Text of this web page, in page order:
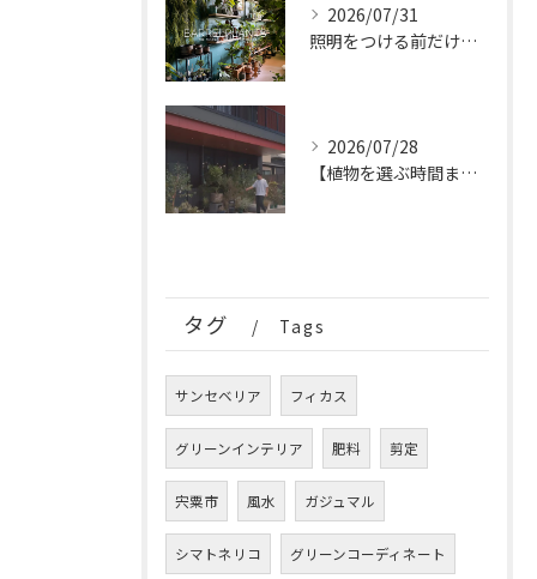
2026/07/31
照明をつける前だけの、特別な時間。
2026/07/28
【植物を選ぶ時間まで、特別なひとときに。
タグ Tags
サンセベリア フィカス
グリーンインテリア 肥料 剪定
宍粟市 風水 ガジュマル
シマトネリコ グリーンコーディネート